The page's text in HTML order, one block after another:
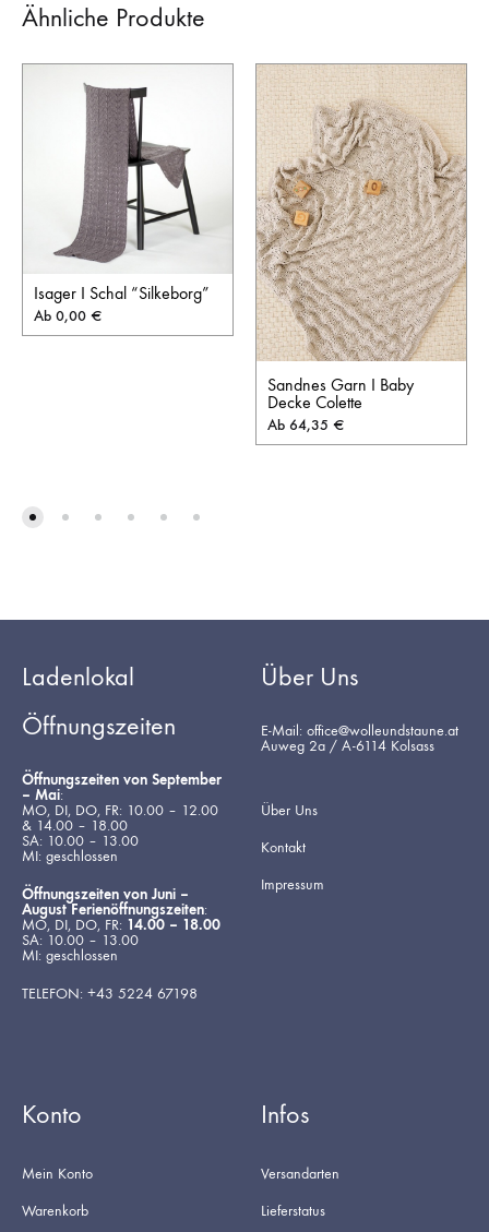
Ähnliche Produkte
Isager I Schal “Silkeborg”
Ab 0,00 €
Sandnes Garn I Baby
Decke Colette
Ab 64,35 €
Ladenlokal
Öffnungszeiten
Öffnungszeiten von September
– Mai:
MO, DI, DO, FR: 10.00 – 12.00
& 14.00 – 18.00
SA: 10.00 – 13.00
MI: geschlossen
Öffnungszeiten von Juni –
August Ferienöffnungszeiten:
MO, DI, DO, FR: 14.00 – 18.00
SA: 10.00 – 13.00
MI: geschlossen
TELEFON: +43 5224 67198
Über Uns
E-Mail: office@wolleundstaune.at
Auweg 2a / A-6114 Kolsass
Über Uns
Kontakt
Impressum
Konto
Mein Konto
Warenkorb
Infos
Versandarten
Lieferstatus